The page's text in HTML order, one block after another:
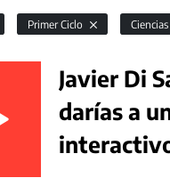
Primer Ciclo
Javier Di
darías a